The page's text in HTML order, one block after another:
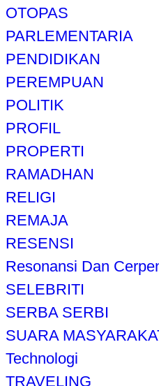
OTOPAS
PARLEMENTARIA
PENDIDIKAN
PEREMPUAN
POLITIK
PROFIL
PROPERTI
RAMADHAN
RELIGI
REMAJA
RESENSI
Resonansi Dan
SELEBRITI
SERBA SERBI
SUARA
Technologi
TRAVELING